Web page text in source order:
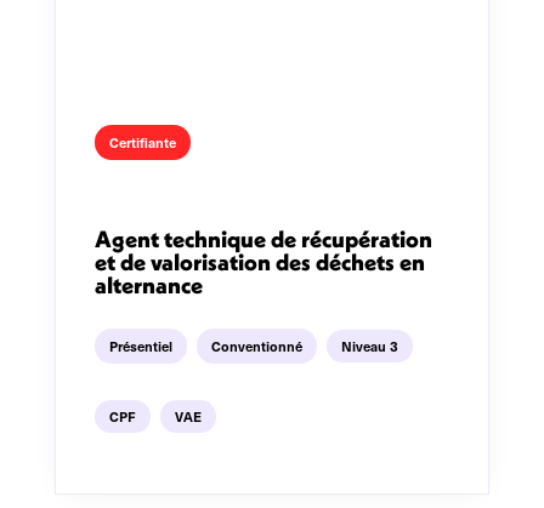
Certifiante
Agent technique de récupération
et de valorisation des déchets en
alternance
Présentiel Conventionné Niveau 3
CPF VAE